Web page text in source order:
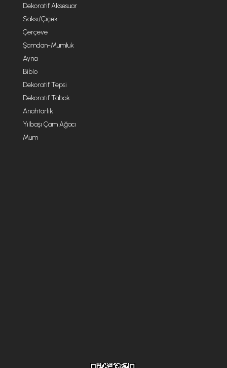
Dekoratif Aksesuar
Saksı/Çiçek
Çerçeve
Şamdan-Mumluk
Ayna
Biblo
Dekoratif Tepsi
Dekoratif Tabak
Anahtarlık
Yılbaşı Çam Ağacı
Mum